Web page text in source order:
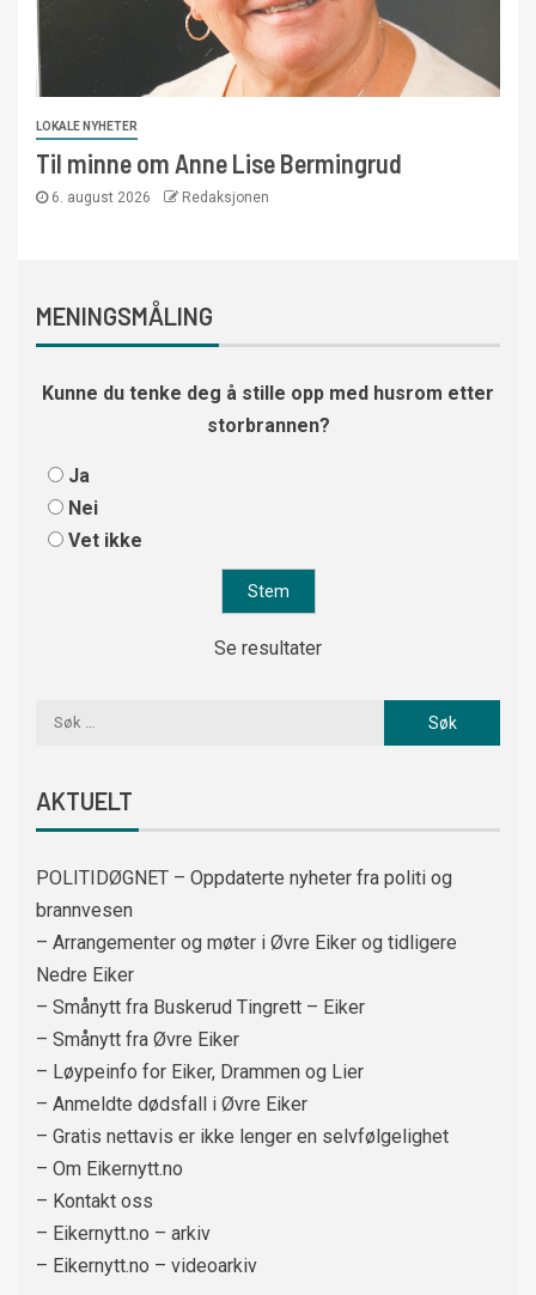
LOKALE NYHETER
Til minne om Anne Lise Bermingrud
6. august 2026 Redaksjonen
MENINGSMÅLING
Kunne du tenke deg å stille opp med husrom etter
storbrannen?
Ja
Nei
Vet ikke
Se resultater
AKTUELT
POLITIDØGNET – Oppdaterte nyheter fra politi og
brannvesen
– Arrangementer og møter i Øvre Eiker og tidligere
Nedre Eiker
– Smånytt fra Buskerud Tingrett – Eiker
– Smånytt fra Øvre Eiker
– Løypeinfo for Eiker, Drammen og Lier
– Anmeldte dødsfall i Øvre Eiker
– Gratis nettavis er ikke lenger en selvfølgelighet
– Om Eikernytt.no
– Kontakt oss
– Eikernytt.no – arkiv
– Eikernytt.no – videoarkiv